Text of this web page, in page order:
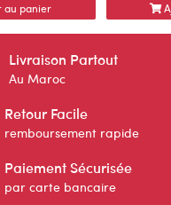
au panier
Livraison Partout
Au Maroc
Retour Facile
remboursement rapide
Paiement Sécurisée
par carte bancaire